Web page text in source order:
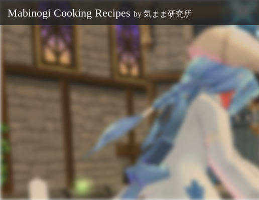
Mabinogi Cooking Recipes by 気まま研究所